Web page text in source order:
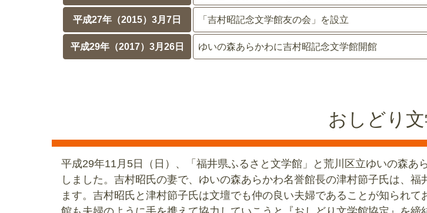
平成27年（2015）3月7日 「吉村昭記念文学館友の会」を設立
平成29年（2017）3月26日 ゆいの森あらかわに吉村昭記念文学館開館
おしどり
平成29年11月5日（日）、「福井県ふるさと文学館」と荒川区立ゆいの森
しました。吉村昭氏の妻で、ゆいの森あらかわ名誉館長の津村節子氏は、
ます。吉村昭氏と津村節子氏は文壇でも仲の良い夫婦であることが知られ